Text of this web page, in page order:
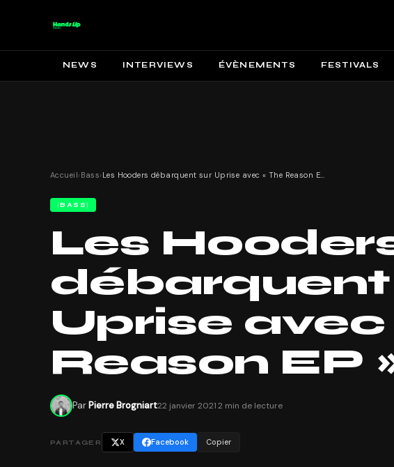
NEWS INTERVIEWS ÉVÈNEMENTS FESTIVALS
Accueil› Bass› Les Hooders débarquent sur Uprise avec « The Reason EP » !
BASS
Les
débarquent
Uprise avec
Reason EP
ParPierre Brogniart22 janvier 20212 min de lecture
PARTAGER X Facebook Copier